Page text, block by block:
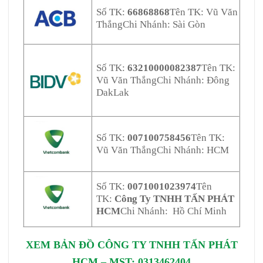
Số TK:66868868Tên TK: Vũ Văn
ThắngChi Nhánh: Sài Gòn
Số TK:63210000082387Tên TK:
Vũ Văn ThắngChi Nhánh: Đông
DakLak
Số TK:007100758456Tên TK:
Vũ Văn ThắngChi Nhánh: HCM
Số TK:0071001023974Tên
TK:Công Ty TNHH TẤN PHÁT
HCMChi Nhánh: Hồ Chí Minh
XEM BẢN ĐỒ CÔNG TY TNHH TẤN PHÁT